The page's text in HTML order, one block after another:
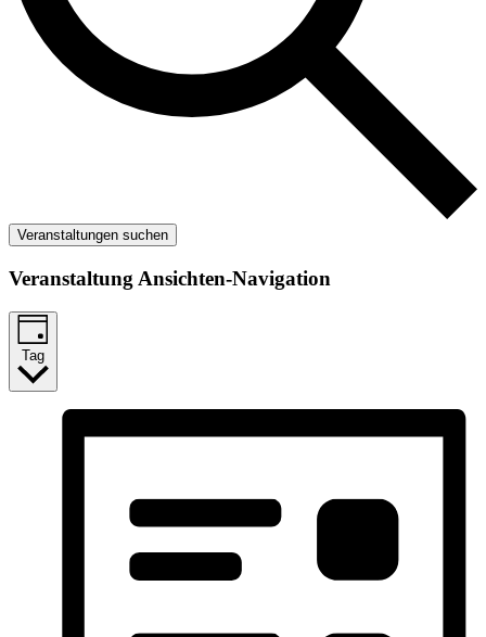
Veranstaltungen suchen
Veranstaltung Ansichten-Navigation
Tag